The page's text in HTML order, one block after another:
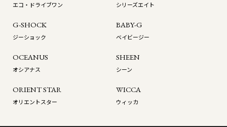
エコ・ドライブワン シリーズエイト
G-SHOCK
ジーショック
BABY-G
ベイビージー
OCEANUS
オシアナス
SHEEN
シーン
ORIENT STAR
オリエントスター
WICCA
ウィッカ